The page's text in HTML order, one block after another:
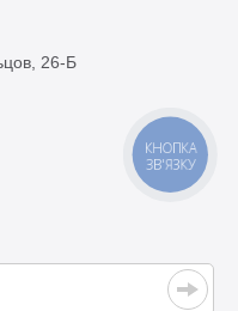
26-Б
КНОПКА
ЗВ'ЯЗКУ